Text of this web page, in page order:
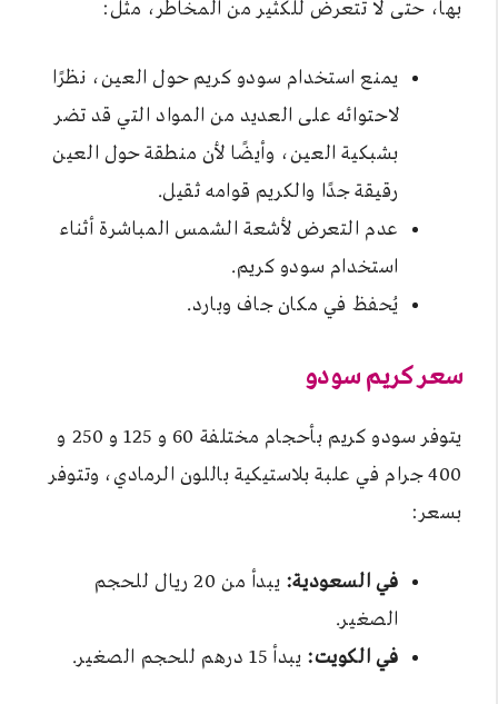
بها، حتى لا تتعرض للكثير من المخاطر، مثل:
يمنع استخدام سودو كريم حول العين، نظرًا
لاحتوائه على العديد من المواد التي قد تضر
بشبكية العين، وأيضًا لأن منطقة حول العين
رقيقة جدًا والكريم قوامه ثقيل.
عدم التعرض لأشعة الشمس المباشرة أثناء
استخدام سودو كريم.
يُحفظ في مكان جاف وبارد.
سعر كريم سودو
يتوفر سودو كريم بأحجام مختلفة 60 و 125 و 250 و
400 جرام في علبة بلاستيكية باللون الرمادي، وتتوفر
بسعر:
في السعودية:
يبدأ من 20 ريال للحجم
الصغير.
في الكويت: يبدأ 15 درهم للحجم الصغير.